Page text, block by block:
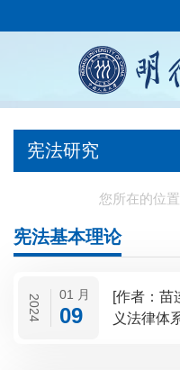
宪法研究
您所在的位置
宪法基本理论
2024 01 月
09
[作者：苗连营] 完善中国
义法律体